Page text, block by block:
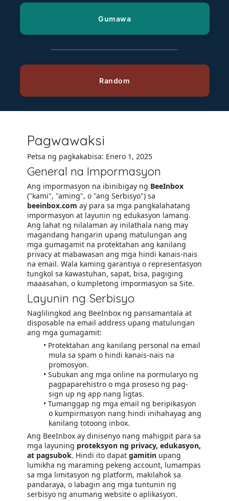
Pagwawaksi
Petsa ng pagkakabisa: Enero 1, 2025
General na Impormasyon
Ang impormasyon na ibinibigay ng BeeInbox
("kami", "aming", o "ang Serbisyo") sa
beeinbox.com ay para sa mga pangkalahatang
impormasyon at layunin ng edukasyon lamang.
Ang lahat ng nilalaman ay inilathala nang may
magandang hangarin upang matulungan ang
mga gumagamit na protektahan ang kanilang
privacy at mabawasan ang mga hindi kanais-nais
na email. Wala kaming garantiya o representasyon
tungkol sa kawastuhan, sapat, bisa, pagiging
maaasahan, o kumpletong impormasyon sa Site.
Layunin ng Serbisyo
Naglilingkod ang BeeInbox ng pansamantala at
disposable na email address upang matulungan
ang mga gumagamit:
Protektahan ang kanilang personal na email
mula sa spam o hindi kanais-nais na
promosyon.
Subukan ang mga online na pormularyo ng
pagpaparehistro o mga proseso ng pag-
sign up ng app nang ligtas.
Tumanggap ng mga email ng beripikasyon
o kumpirmasyon nang hindi inihahayag ang
kanilang totoong inbox.
Ang BeeInbox ay dinisenyo nang mahigpit para sa
mga layuning proteksyon ng privacy, edukasyon,
at pagsubok. Hindi ito dapat gamitinupang
lumikha ng maraming pekeng account, lumampas
sa mga limitasyon ng platform, makilahok sa
pandaraya, o labagin ang mga tuntunin ng
serbisyo ng anumang website o aplikasyon.